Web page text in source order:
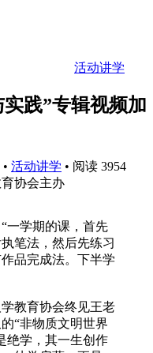
活动讲学
践”专辑视频加
• 活动讲学 • 阅读 3954
协会主办
一学期的课，首先
笔法，然后先练习
品完成法。下半学
教育协会终见王老
“非物质文明世界
绝学，其一生创作